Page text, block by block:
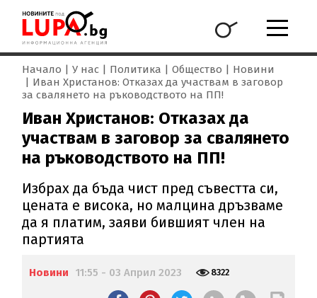
Начало У нас Политика Общество
Новини
Иван Христанов: Отказах да участвам в заговор
за свалянето на ръководството на ПП!
Иван Христанов: Отказах да
участвам в заговор за свалянето
на ръководството на ПП!
Избрах да бъда чист пред съвестта си,
цената е висока, но малцина дръзваме
да я платим, заяви бившият член на
партията
Новини 11:55 - 03 Април 2023 8322